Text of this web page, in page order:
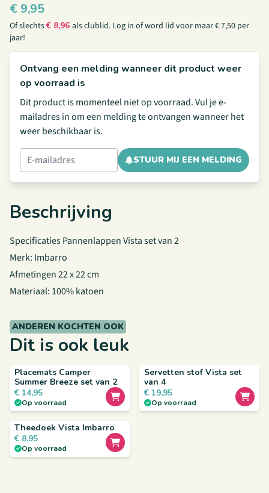
€ 9,95
Of slechts€ 8,96 als clublid. Log in ofword lid voor maar € 7,50 per
jaar!
Ontvang een melding wanneer dit product weer
op voorraad is
Dit product is momenteel niet op voorraad. Vul je e-
mailadres in om een melding te ontvangen wanneer het
weer beschikbaar is.
STUUR MIJ EEN MELDING
Beschrijving
Specificaties Pannenlappen Vista set van 2
Merk: Imbarro
Afmetingen 22 x 22 cm
Materiaal: 100% katoen
ANDEREN KOCHTEN OOK
Dit is ook leuk
Placemats Camper
Summer Breeze set van 2
Op voorraad
€ 14,95
Servetten stof Vista set
van 4
Op voorraad
€ 19,95
Theedoek Vista Imbarro
Op voorraad
€ 8,95